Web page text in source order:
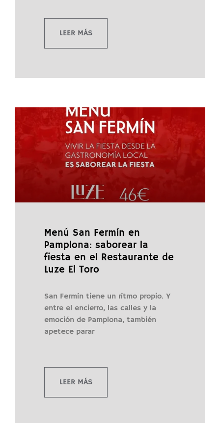
LEER MÁS
Menú San Fermín en
Pamplona: saborear la
fiesta en el Restaurante de
Luze El Toro
San Fermín tiene un ritmo propio. Y
entre el encierro, las calles y la
emoción de Pamplona, también
apetece parar
LEER MÁS